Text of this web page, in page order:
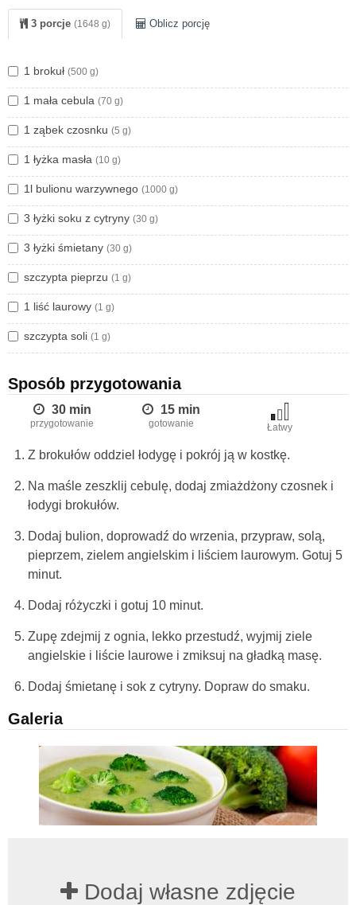
3 porcje (1648 g) Oblicz porcję
1 brokuł (500 g)
1 mała cebula (70 g)
1 ząbek czosnku (5 g)
1 łyżka masła (10 g)
1l bulionu warzywnego (1000 g)
3 łyżki soku z cytryny (30 g)
3 łyżki śmietany (30 g)
szczypta pieprzu (1 g)
1 liść laurowy (1 g)
szczypta soli (1 g)
Sposób przygotowania
30 min
przygotowanie
15 min
gotowanie Łatwy
Z brokułów oddziel łodygę i pokrój ją w kostkę.
Na maśle zeszklij cebulę, dodaj zmiażdżony czosnek i
łodygi brokułów.
Dodaj bulion, doprowadź do wrzenia, przypraw, solą,
pieprzem, zielem angielskim i liściem laurowym. Gotuj 5
minut.
Dodaj różyczki i gotuj 10 minut.
Zupę zdejmij z ognia, lekko przestudź, wyjmij ziele
angielskie i liście laurowe i zmiksuj na gładką masę.
Dodaj śmietanę i sok z cytryny. Dopraw do smaku.
Galeria
Dodaj własne zdjęcie